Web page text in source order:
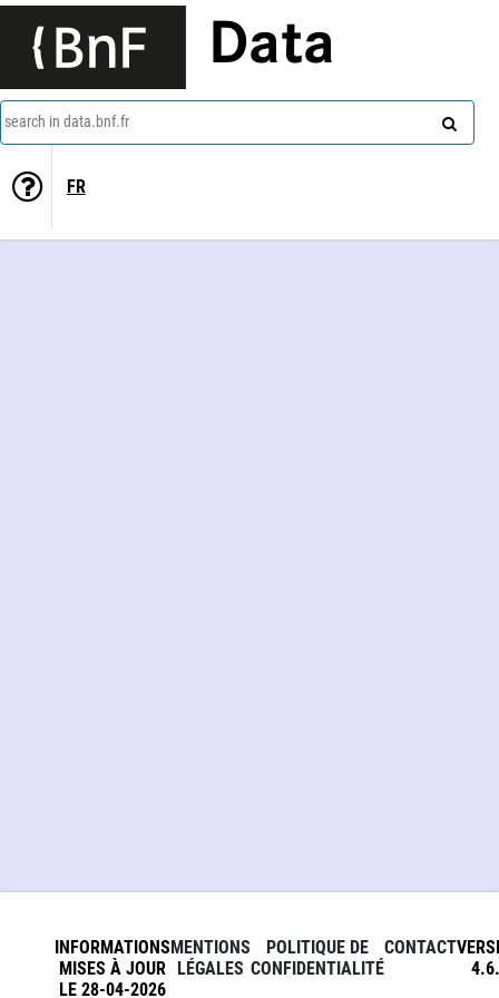
Data
search in data.bnf.fr
FR
INFORMATIONS
MISES À JOUR
LE 28-04-2026
MENTIONS
LÉGALES
POLITIQUE DE
CONFIDENTIALITÉ
CONTACT